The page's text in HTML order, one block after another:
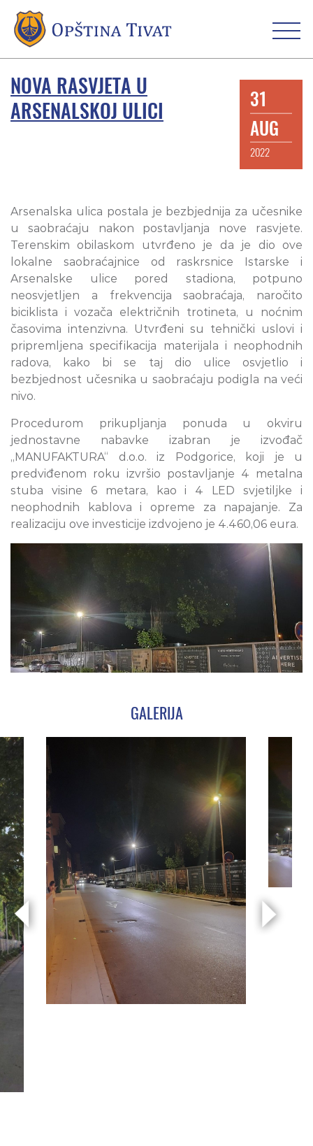
NOVA RASVJETA U
ARSENALSKOJ ULICI
31
AUG
2022
Arsenalska ulica postala je bezbjednija za učesnike
u saobraćaju nakon postavljanja nove rasvjete.
Terenskim obilaskom utvrđeno je da je dio ove
lokalne saobraćajnice od raskrsnice Istarske i
Arsenalske ulice pored stadiona, potpuno
neosvjetljen a frekvencija saobraćaja, naročito
biciklista i vozača električnih trotineta, u noćnim
časovima intenzivna. Utvrđeni su tehnički uslovi i
pripremljena specifikacija materijala i neophodnih
radova, kako bi se taj dio ulice osvjetlio i
bezbjednost učesnika u saobraćaju podigla na veći
nivo.
Procedurom prikupljanja ponuda u okviru
jednostavne nabavke izabran je izvođač
„MANUFAKTURA“ d.o.o. iz Podgorice, koji je u
predviđenom roku izvršio postavljanje 4 metalna
stuba visine 6 metara, kao i 4 LED svjetiljke i
neophodnih kablova i opreme za napajanje. Za
realizaciju ove investicije izdvojeno je 4.460,06 eura.
GALERIJA